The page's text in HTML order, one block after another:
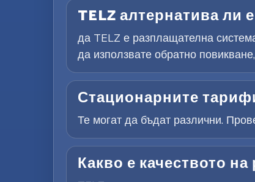
TELZ алтернатива ли
да TELZ е разплащателна
да използвате обратно
Стационарните
Те могат да бъдат различни.
Какво е качеството